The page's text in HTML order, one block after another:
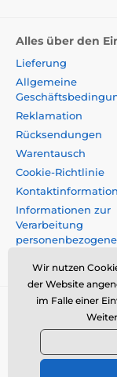
Alles über den
Lieferung
Allgemeine
Reklamation
Rücksendungen
Warentausch
Cookie-Richtlinie
Informationen zur
Verarbeitung
Momanio
© 2026
Wir nutzen
der Website
im Falle einer